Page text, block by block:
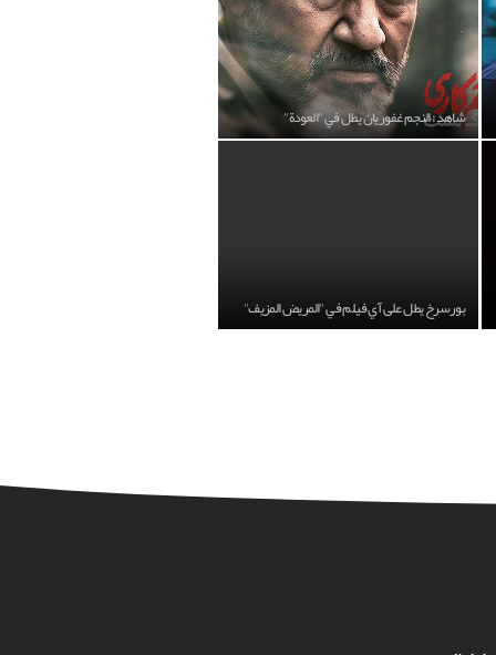
شاهد: النجم غفوريان يطل في "العودة"
بورسرخ يطل على آي فيلم في "المريض المزيف"